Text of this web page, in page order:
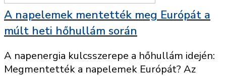
A napelemek mentették meg Európát a
múlt heti hőhullám során
A napenergia kulcsszerepe a hőhullám idején:
Megmentették a napelemek Európát? Az